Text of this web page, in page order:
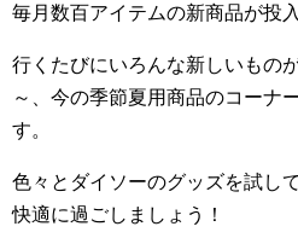
毎月数百アイテムの新商品が投
行くたびにいろんな新しいもの
～、今の季節夏用商品のコーナ
す。
色々とダイソーのグッズを試し
快適に過ごしましょう！